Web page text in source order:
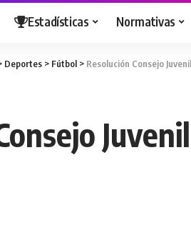
Estadísticas Normativas
Deportes > Fútbol > Resolución Consejo Juvenil
Juvenil